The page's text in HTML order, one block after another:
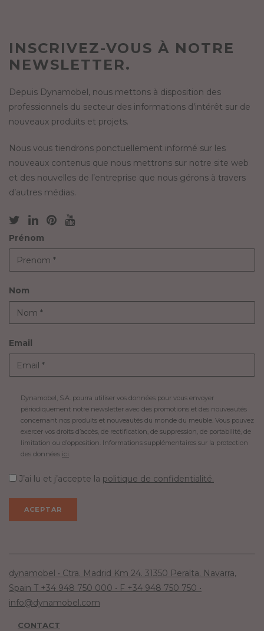
INSCRIVEZ-VOUS À NOTRE
NEWSLETTER.
Depuis Dynamobel, nous mettons à disposition des
professionnels du secteur des informations d’intérêt sur de
nouveaux produits et projets.
Nous vous tiendrons ponctuellement informé sur les
nouveaux contenus que nous mettrons sur notre site web
et des nouvelles de l’entreprise que nous gérons à travers
d’autres médias.
Prénom
Nom
Email
Dynamobel, S.A. pourra utiliser vos données pour vous envoyer
périodiquement notre newsletter avec des promotions et des nouveautés
concernant nos produits et nouveautés du monde du meuble. Vous pouvez
exercer vos droits d’accès, de rectification, de suppression, de portabilité, de
limitation ou d’opposition. Informations supplémentaires sur la protection
des données ici
J’ai lu et j’accepte la politique de confidentialité.
dynamobel • Ctra. Madrid Km 24. 31350 Peralta. Navarra,
Spain T +34 948 750 000 • F +34 948 750 750 •
info@dynamobel.com
CONTACT